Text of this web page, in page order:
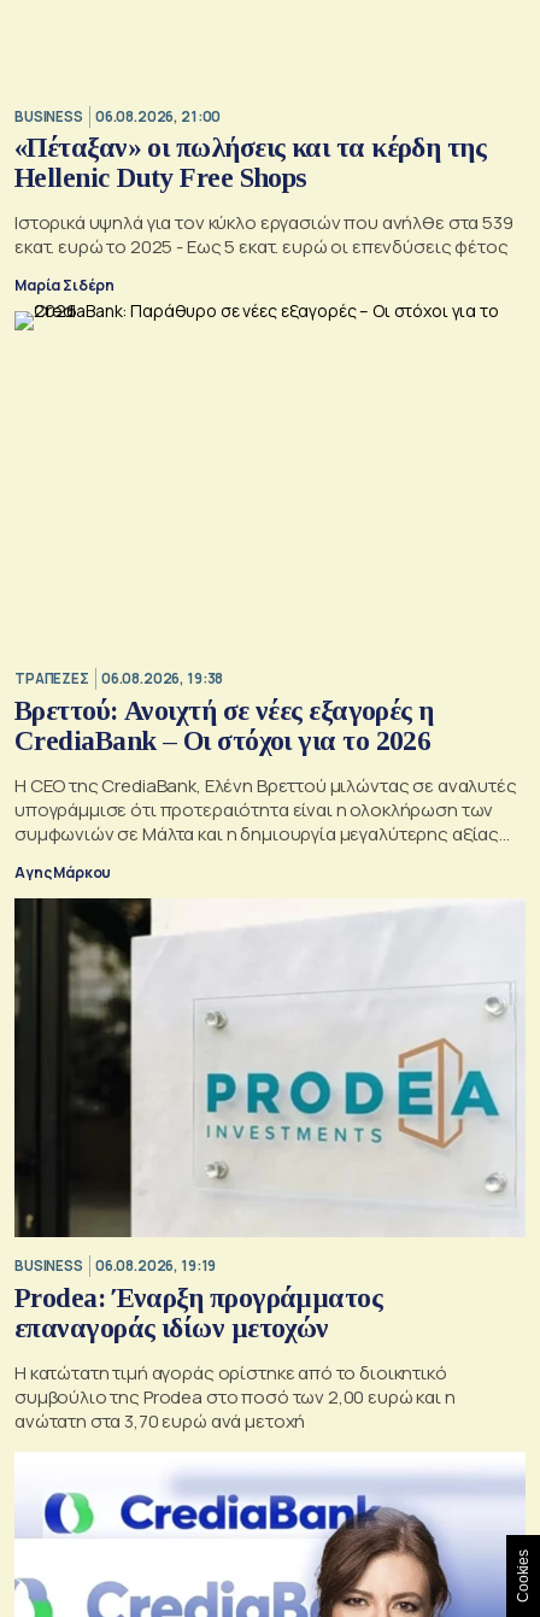
BUSINESS 06.08.2026, 21:00
«Πέταξαν» οι πωλήσεις και τα κέρδη της
Hellenic Duty Free Shops
Ιστορικά υψηλά για τον κύκλο εργασιών που ανήλθε στα 539
εκατ. ευρώ το 2025 - Εως 5 εκατ. ευρώ οι επενδύσεις φέτος
Μαρία Σιδέρη
ΤΡΑΠΕΖΕΣ 06.08.2026, 19:38
Βρεττού: Ανοιχτή σε νέες εξαγορές η
CrediaBank – Οι στόχοι για το 2026
Η CEO της CrediaBank, Ελένη Βρεττού μιλώντας σε αναλυτές
υπογράμμισε ότι προτεραιότητα είναι η ολοκλήρωση των
συμφωνιών σε Μάλτα και η δημιουργία μεγαλύτερης αξίας
Αγης Μάρκου
BUSINESS 06.08.2026, 19:19
Prodea: Έναρξη προγράμματος
επαναγοράς ιδίων μετοχών
Η κατώτατη τιμή αγοράς ορίστηκε από το διοικητικό
συμβούλιο της Prodea στο ποσό των 2,00 ευρώ και η
ανώτατη στα 3,70 ευρώ ανά μετοχή
Cookies